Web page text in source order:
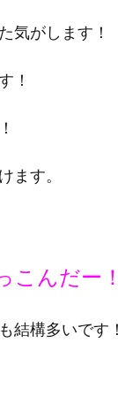
気がします！
！
ます。
こんだー
結構多いです